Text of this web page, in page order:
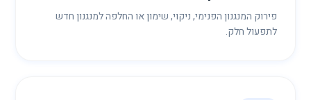
פירוק המנגנון הפנימי, ניקוי, שימון או החלפה למנגנון חדש
לתפעול חלק.